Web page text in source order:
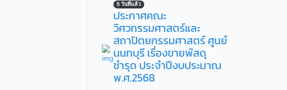
5 วันที่แล้ว
ประกาศคณะ
วิศวกรรมศาสตร์และ
สถาปัตยกรรมศาสตร์ ศูนย์
นนทบุรี เรื่องขายพัสดุ
ชำรุด ประจำปีงบประมาณ
พ.ศ.2568